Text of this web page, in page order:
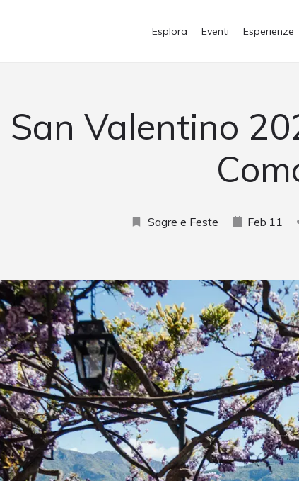
Esplora Eventi Esperienze
San Valentino
Sagre e Feste Feb 11